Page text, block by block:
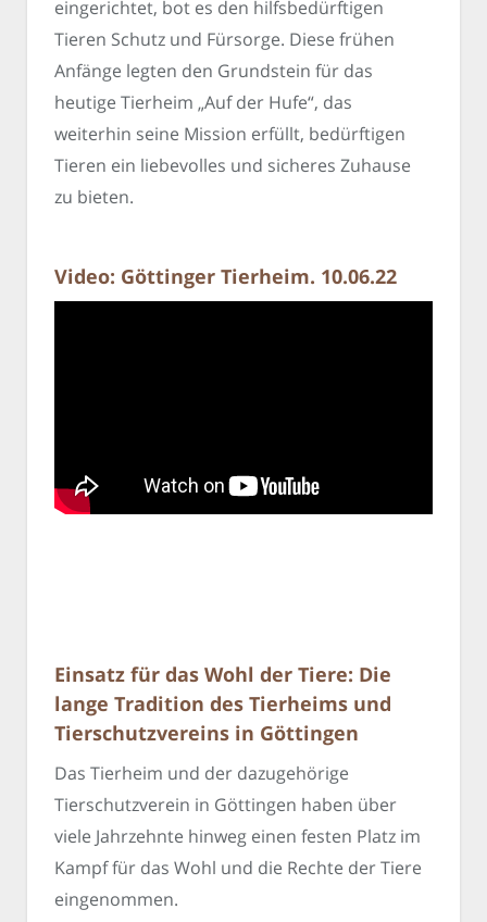
eingerichtet, bot es den hilfsbedürftigen
Tieren Schutz und Fürsorge. Diese frühen
Anfänge legten den Grundstein für das
heutige Tierheim „Auf der Hufe“, das
weiterhin seine Mission erfüllt, bedürftigen
Tieren ein liebevolles und sicheres Zuhause
zu bieten.
Video: Göttinger Tierheim. 10.06.22
Einsatz für das Wohl der Tiere: Die
lange Tradition des Tierheims und
Tierschutzvereins in Göttingen
Das Tierheim und der dazugehörige
Tierschutzverein in Göttingen haben über
viele Jahrzehnte hinweg einen festen Platz im
Kampf für das Wohl und die Rechte der Tiere
eingenommen.